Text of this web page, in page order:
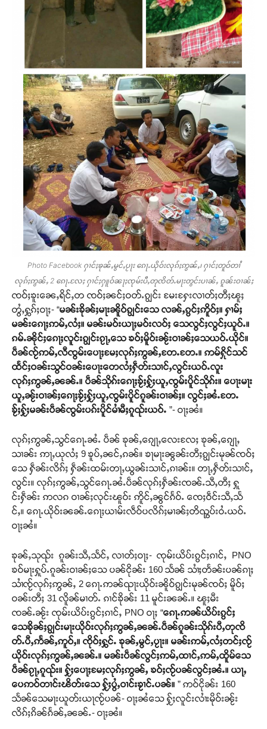
Photo Facebook ႁၢင်ႈၶုၼ်ႇမွင်ႇပႂႃး ၵေႃႉယိုဝ်းလုၵ်ႈဢွၼ်ႇ၊ ႁၢင်ႈတူဝ်တၢႆ
လုၵ်ႈဢွၼ်ႇ 2 ၵေႃႉလႄႈ ႁၢင်ႈႁူဝ်ၼႃႈၸုမ်းပီႇတုၸိတ်ႉမႃးတွင်းပၢၼ်ႇ ၵူၼ်းဝၢၼ်ႈ
ၸဝ်ႈၶူးၼေႇရိင်ႇတ ၸဝ်ႈၼင်ႈဝတ်ႉၵျွင်း မႄးႁႄးလၢတ်ႈတီႈၽူႈ
တွႆႇႁွၵ်ႈဝႃႈ- “မၼ်းၶိုၼ်ႈမႃးၼိူဝ်ၵျွင်းသေ လၼ်ႇၵွင်ႈဢိူဝ်ႈ။ ႁၢမ်ႈ
မၼ်းၵေႃႈဢမ်ႇလႆႈ။ မၼ်းမဝ်းယႃႈမဝ်းလဝ်ႈ သေလွင်ႈလွင်ႈယူဝ်ႉ။
ၵမ်ႉၼိုင်ႈၵေႃႈလူင်းၵျွင်းၵႂႃႇသေ ၶဝ်ႈမိူဝ်းၼႂ်းဝၢၼ်ႈသေယဝ်ႉယိုင်။
ပဵၼ်ၸႂ်ဢမ်ႇလီၸွမ်းပေႃႈမႄႈလုၵ်ႈဢွၼ်ႇတႄႉတႄႉ။ ဢမ်ႁိုင်သင်
ထႅင်ႈဝၼ်းသွင်ဝၼ်းပေႃးတေလႆႈႁဵတ်းသၢင်ႇလွင်းယဝ်ႉလူး
လုၵ်ႈဢွၼ်ႇၼၼ်ႉ။ ပဵၼ်သိုၵ်းၵေႃႈၶႂ်ႈႁႂ်ႈယူႇၸွမ်းပိူင်သိုၵ်း။ ပေႃးမႃး
ယူႇၼႂ်းဝၢၼ်ႈၵေႃႈၶႂ်ႈႁႂ်ႈယူႇၸွမ်းပိူင်ၵူၼ်းဝၢၼ်ႈ။ လွင်ႈၼႆႉတႄႉ
ၶႂ်ႈႁႂ်ႈမၼ်းပဵၼ်ၸွမ်းပၵ်းပိူင်မၢႆမီႈၵူၺ်းယဝ်ႉ ”- ဝႃႈၼႆ။
လုၵ်ႈဢွၼ်ႇသွင်ၵေႃႉၼႆႉ ပဵၼ် ၶုၼ်ႇၵျေႃႇလေးလႄႈ ၶုၼ်ႇၵျေႃႇ
သၢၼ်း ဢႃႇယုလႆႈ 9 ၶူပ်ႇၼင်ႇၵၼ်။ ၶႃမႃးၼွၼ်းတီႈၵျွင်းမုၼ်ၸဝ်ႈ
သေ ႁဵၼ်းလိၵ်ႈ ႁဵၼ်းထမ်းတႃႇယွၼ်းသၢင်ႇၵၢၼ်း။ တႃႇႁဵတ်းသၢင်ႇ
လွင်း။ လုၵ်ႈဢွၼ်ႇသွင်ၵေႃႉၼႆႉပဵၼ်လုၵ်ႈႁဵၼ်းၸၼ်ႉသီႇတီႈ ႁူ
င်းႁဵၼ်း ဢလၵ ဝၢၼ်ႈလုင်းၽူဝ်း ဢိူင်ႇၼွင်ၵႅဝ်ႉ ၸေႈဝဵင်းသီႇသႅ
င်ႇ။ ၵေႃႉယိုဝ်းၼၼ်ႉၵေႃႈယၢမ်းလဵဝ်ပလိၵ်ႈမၢၼ်ႈတိၺွပ်းဝႆႉယဝ်ႉ
ဝႃႈၼႆ။
ၶုၼ်ႇသုၺ်း ၵူၼ်းသီႇသႅင်ႇ လၢတ်ႈဝႃႈ- ၸုမ်းယိပ်းၵွင်ႈၵၢင်ႇ PNO
ၶဝ်မႃးႁူပ်ႉၵူၼ်းဝၢၼ်ႈသေ ပၼ်ငိုၼ်း 160 သႅၼ် သၢႆႈတႅၼ်းပၼ်ၵႃႈ
သၢႆၸႂ်လုၵ်ႈဢွၼ်ႇ 2 ၵေႃႉဢၼ်ၺႃးယိုဝ်းၼိူဝ်ၵျွင်းမုၼ်ၸဝ်ႈ မိူဝ်ႈ
ဝၼ်းတီႈ 31 လိူၼ်မၢတ်ႉ ၵၢင်ၶိုၼ်း 11 မူင်းၼၼ်ႉ။ ၽူႈမီး
ၸၼ်ႉၼႂ်း ၸုမ်းယိပ်းၵွင်ႈၵၢင်ႇ PNO ဝႃႈ “ၵေႃႉဢၼ်ယိပ်းၵွင်ႈ
သေၶိုၼ်ႈၵျွင်းမႃးယိုဝ်းလုၵ်ႈဢွၼ်ႇၼၼ်ႉပဵၼ်ၵူၼ်းသိုၵ်းပီႇတုၸိ
တ်ႉပီႇဢႅၼ်ႇဢူဝ်ႇ။ ၸိုဝ်ႈႁွင်ႉ ၶုၼ်ႇမွင်ႇပႂႃး။ မၼ်းဢမ်ႇလႆႈတင်ႈၸႂ်
ယိုဝ်းလုၵ်ႈဢွၼ်ႇၼၼ်ႉ။ မၼ်းပဵၼ်လွင်ႈဢမ်ႇထၢင်ႇဢမ်ႇထိူမ်သေ
ပဵၼ်ၵႂႃႇၵူၺ်း။ ႁႂ်ႈပေႃႈမႄႈလုၵ်ႈဢွၼ်ႇ ၶဝ်ႈၸႂ်ပၼ်လွင်ႈၼႆႉ။ ယႃႇ
ပေဢဝ်တၢင်းၽိတ်းသေ ႁႂ်ႈပွႆႇဝၢင်းၶႂၢင်ႉပၼ်။ ” ဢဝ်ငိုၼ်း 160
သႅၼ်သေမႃးယူတ်းယႃၸႂ်ပၼ်- ဝႃႈၼႆသေ ႁႂ်ႈလူင်းလၢႆးမိုဝ်းၼႂ်း
လိၵ်ႈၵိၼ်ၵႅၼ်ႇၼၼ်ႉ- ဝႃႈၼႆ။